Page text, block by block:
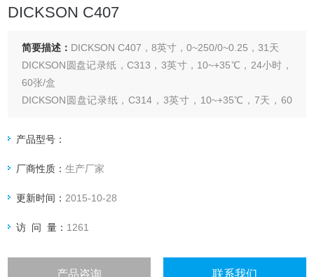
DICKSON C407
简要描述： DICKSON C407，8英寸，0~250/0~0.25，31天
DICKSON圆盘记录纸，C313，3英寸，10~+35℃，24小时，
60张/盒
DICKSON圆盘记录纸，C314，3英寸，10~+35℃，7天，60
DICKSON圆盘记录纸，C315，3英寸，25~50℃，24小时，
产品型号：
厂商性质：生产厂家
更新时间： 2015-10-28
访 问 量： 1261
产品咨询 联系我们